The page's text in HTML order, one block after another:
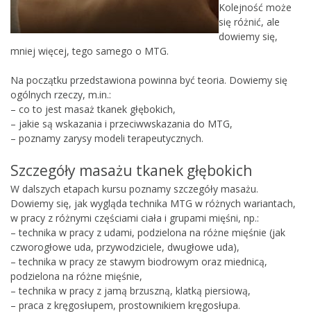
Kolejność może
się różnić, ale
dowiemy się,
mniej więcej, tego samego o MTG.
Na początku przedstawiona powinna być teoria. Dowiemy się
ogólnych rzeczy, m.in.:
– co to jest masaż tkanek głębokich,
– jakie są wskazania i przeciwwskazania do MTG,
– poznamy zarysy modeli terapeutycznych.
Szczegóły masażu tkanek głębokich
W dalszych etapach kursu poznamy szczegóły masażu.
Dowiemy się, jak wygląda technika MTG w różnych wariantach,
w pracy z różnymi częściami ciała i grupami mięśni, np.:
– technika w pracy z udami, podzielona na różne mięśnie (jak
czworogłowe uda, przywodziciele, dwugłowe uda),
– technika w pracy ze stawym biodrowym oraz miednicą,
podzielona na różne mięśnie,
– technika w pracy z jamą brzuszną, klatką piersiową,
– praca z kręgosłupem, prostownikiem kręgosłupa.